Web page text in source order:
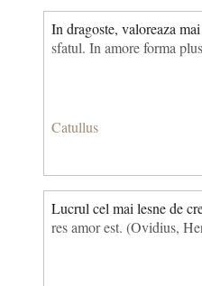
In dragoste, valoreaza
sfatul. In amore forma
Catullus
Lucrul cel mai lesne de
res amor est. (Ovidius,